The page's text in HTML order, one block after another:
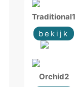
Traditional1
bekijk
Orchid2